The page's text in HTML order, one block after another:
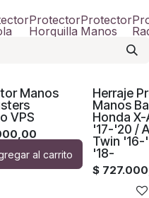
Protector
Horquilla
Protector
Manos
Manos
VPS
al carrito
Herraje
Manos
Honda X-
'17-'20 /
Twin '16-
'18-
$